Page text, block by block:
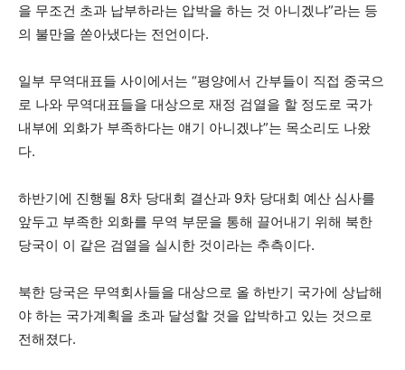
을 무조건 초과 납부하라는 압박을 하는 것 아니겠냐”라는 등
의 불만을 쏟아냈다는 전언이다.
일부 무역대표들 사이에서는 “평양에서 간부들이 직접 중국으
로 나와 무역대표들을 대상으로 재정 검열을 할 정도로 국가
내부에 외화가 부족하다는 얘기 아니겠냐”는 목소리도 나왔
다.
하반기에 진행될 8차 당대회 결산과 9차 당대회 예산 심사를
앞두고 부족한 외화를 무역 부문을 통해 끌어내기 위해 북한
당국이 이 같은 검열을 실시한 것이라는 추측이다.
북한 당국은 무역회사들을 대상으로 올 하반기 국가에 상납해
야 하는 국가계획을 초과 달성할 것을 압박하고 있는 것으로
전해졌다.